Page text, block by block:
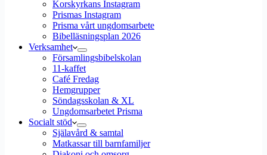
Korskyrkans Instagram
Prismas Instagram
Prisma vårt ungdomsarbete
Bibelläsningsplan 2026
Verksamhet
Församlingsbibelskolan
11-kaffet
Café Fredag
Hemgrupper
Söndagsskolan & XL
Ungdomsarbetet Prisma
Socialt stöd
Själavård & samtal
Matkassar till barnfamiljer